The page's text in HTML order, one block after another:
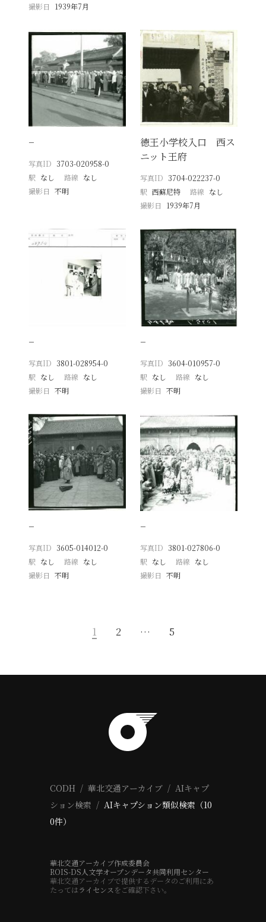
撮影日
1939年7月
−
写真ID 3703-020958-0
駅 なし 路線 なし
撮影日
不明
徳王小学校入口 西ス
ニット王府
写真ID 3704-022237-0
駅 西蘇尼特 路線 なし
撮影日
1939年7月
−
写真ID 3801-028954-0
駅 なし 路線 なし
撮影日
不明
−
写真ID 3604-010957-0
駅 なし 路線 なし
撮影日 不明
−
写真ID 3605-014012-0
駅 なし 路線 なし
撮影日
不明
−
写真ID 3801-027806-0
駅 なし 路線 なし
撮影日 不明
1 2 … 5
CODH 華北交通アーカイブ
AIキャプ
ション検索
AIキャプション類似検索（10
0件）
華北交通アーカイブ作成委員会
ROIS-DS人文学オープンデータ共同利用センター
華北交通アーカイブで提供するデータのご利用にあ
たってはライセンス をご確認下さい。